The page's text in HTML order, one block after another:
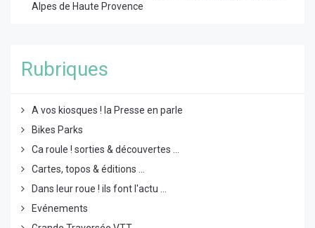
Alpes de Haute Provence
Rubriques
A vos kiosques ! la Presse en parle
Bikes Parks
Ca roule ! sorties & découvertes ...
Cartes, topos & éditions ...
Dans leur roue ! ils font l'actu ...
Evénements